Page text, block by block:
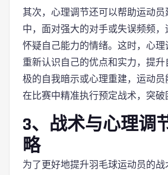
其次，心理调节还可以帮助运动
中，面对强大的对手或失误频频
怀疑自己能力的情绪。这时，心
重新认识自己的优点和实力，提
极的自我暗示或心理重建，运动
在比赛中精准执行预定战术，突破
3、战术与心理调
略
为了更好地提升羽毛球运动员的